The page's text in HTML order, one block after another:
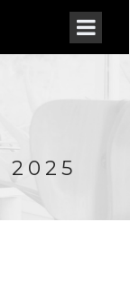
2025